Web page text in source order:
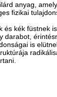
anyag,
fizikai
és kék füstnek
darabot,
is